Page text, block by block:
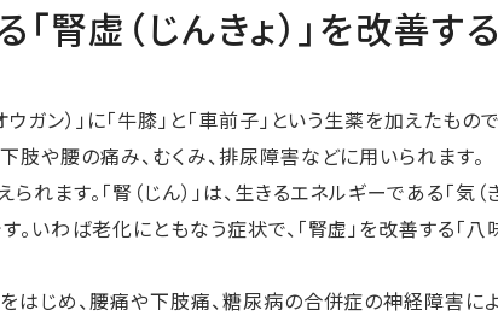
腎虚（じんきょ）」を改善す
ガン）」に「牛膝」と「車前子」という生薬を加えたも
肢や腰の痛み、むくみ、排尿障害などに用いられます。
れます。「腎（じん）」は、生きるエネルギーである「気
。いわば老化にともなう症状で、「腎虚」を改善する「
はじめ、腰痛や下肢痛、糖尿病の合併症の神経障害に